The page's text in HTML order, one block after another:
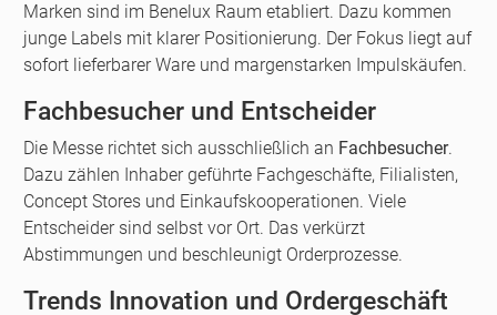
Marken sind im Benelux Raum etabliert. Dazu kommen
junge Labels mit klarer Positionierung. Der Fokus liegt auf
sofort lieferbarer Ware und margenstarken Impulskäufen.
Fachbesucher und Entscheider
Die Messe richtet sich ausschließlich an Fachbesucher.
Dazu zählen Inhaber geführte Fachgeschäfte, Filialisten,
Concept Stores und Einkaufskooperationen. Viele
Entscheider sind selbst vor Ort. Das verkürzt
Abstimmungen und beschleunigt Orderprozesse.
Trends Innovation und Ordergeschäft